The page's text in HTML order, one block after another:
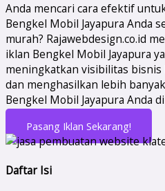
Anda mencari cara efektif
Bengkel Mobil Jayapura Anda
murah? Rajawebdesign.co.id
iklan Bengkel Mobil Jayapura
meningkatkan visibilitas bisnis
dan menghasilkan lebih
Bengkel Mobil Jayapura Anda
Pasang Iklan Sekarang!
Daftar Isi